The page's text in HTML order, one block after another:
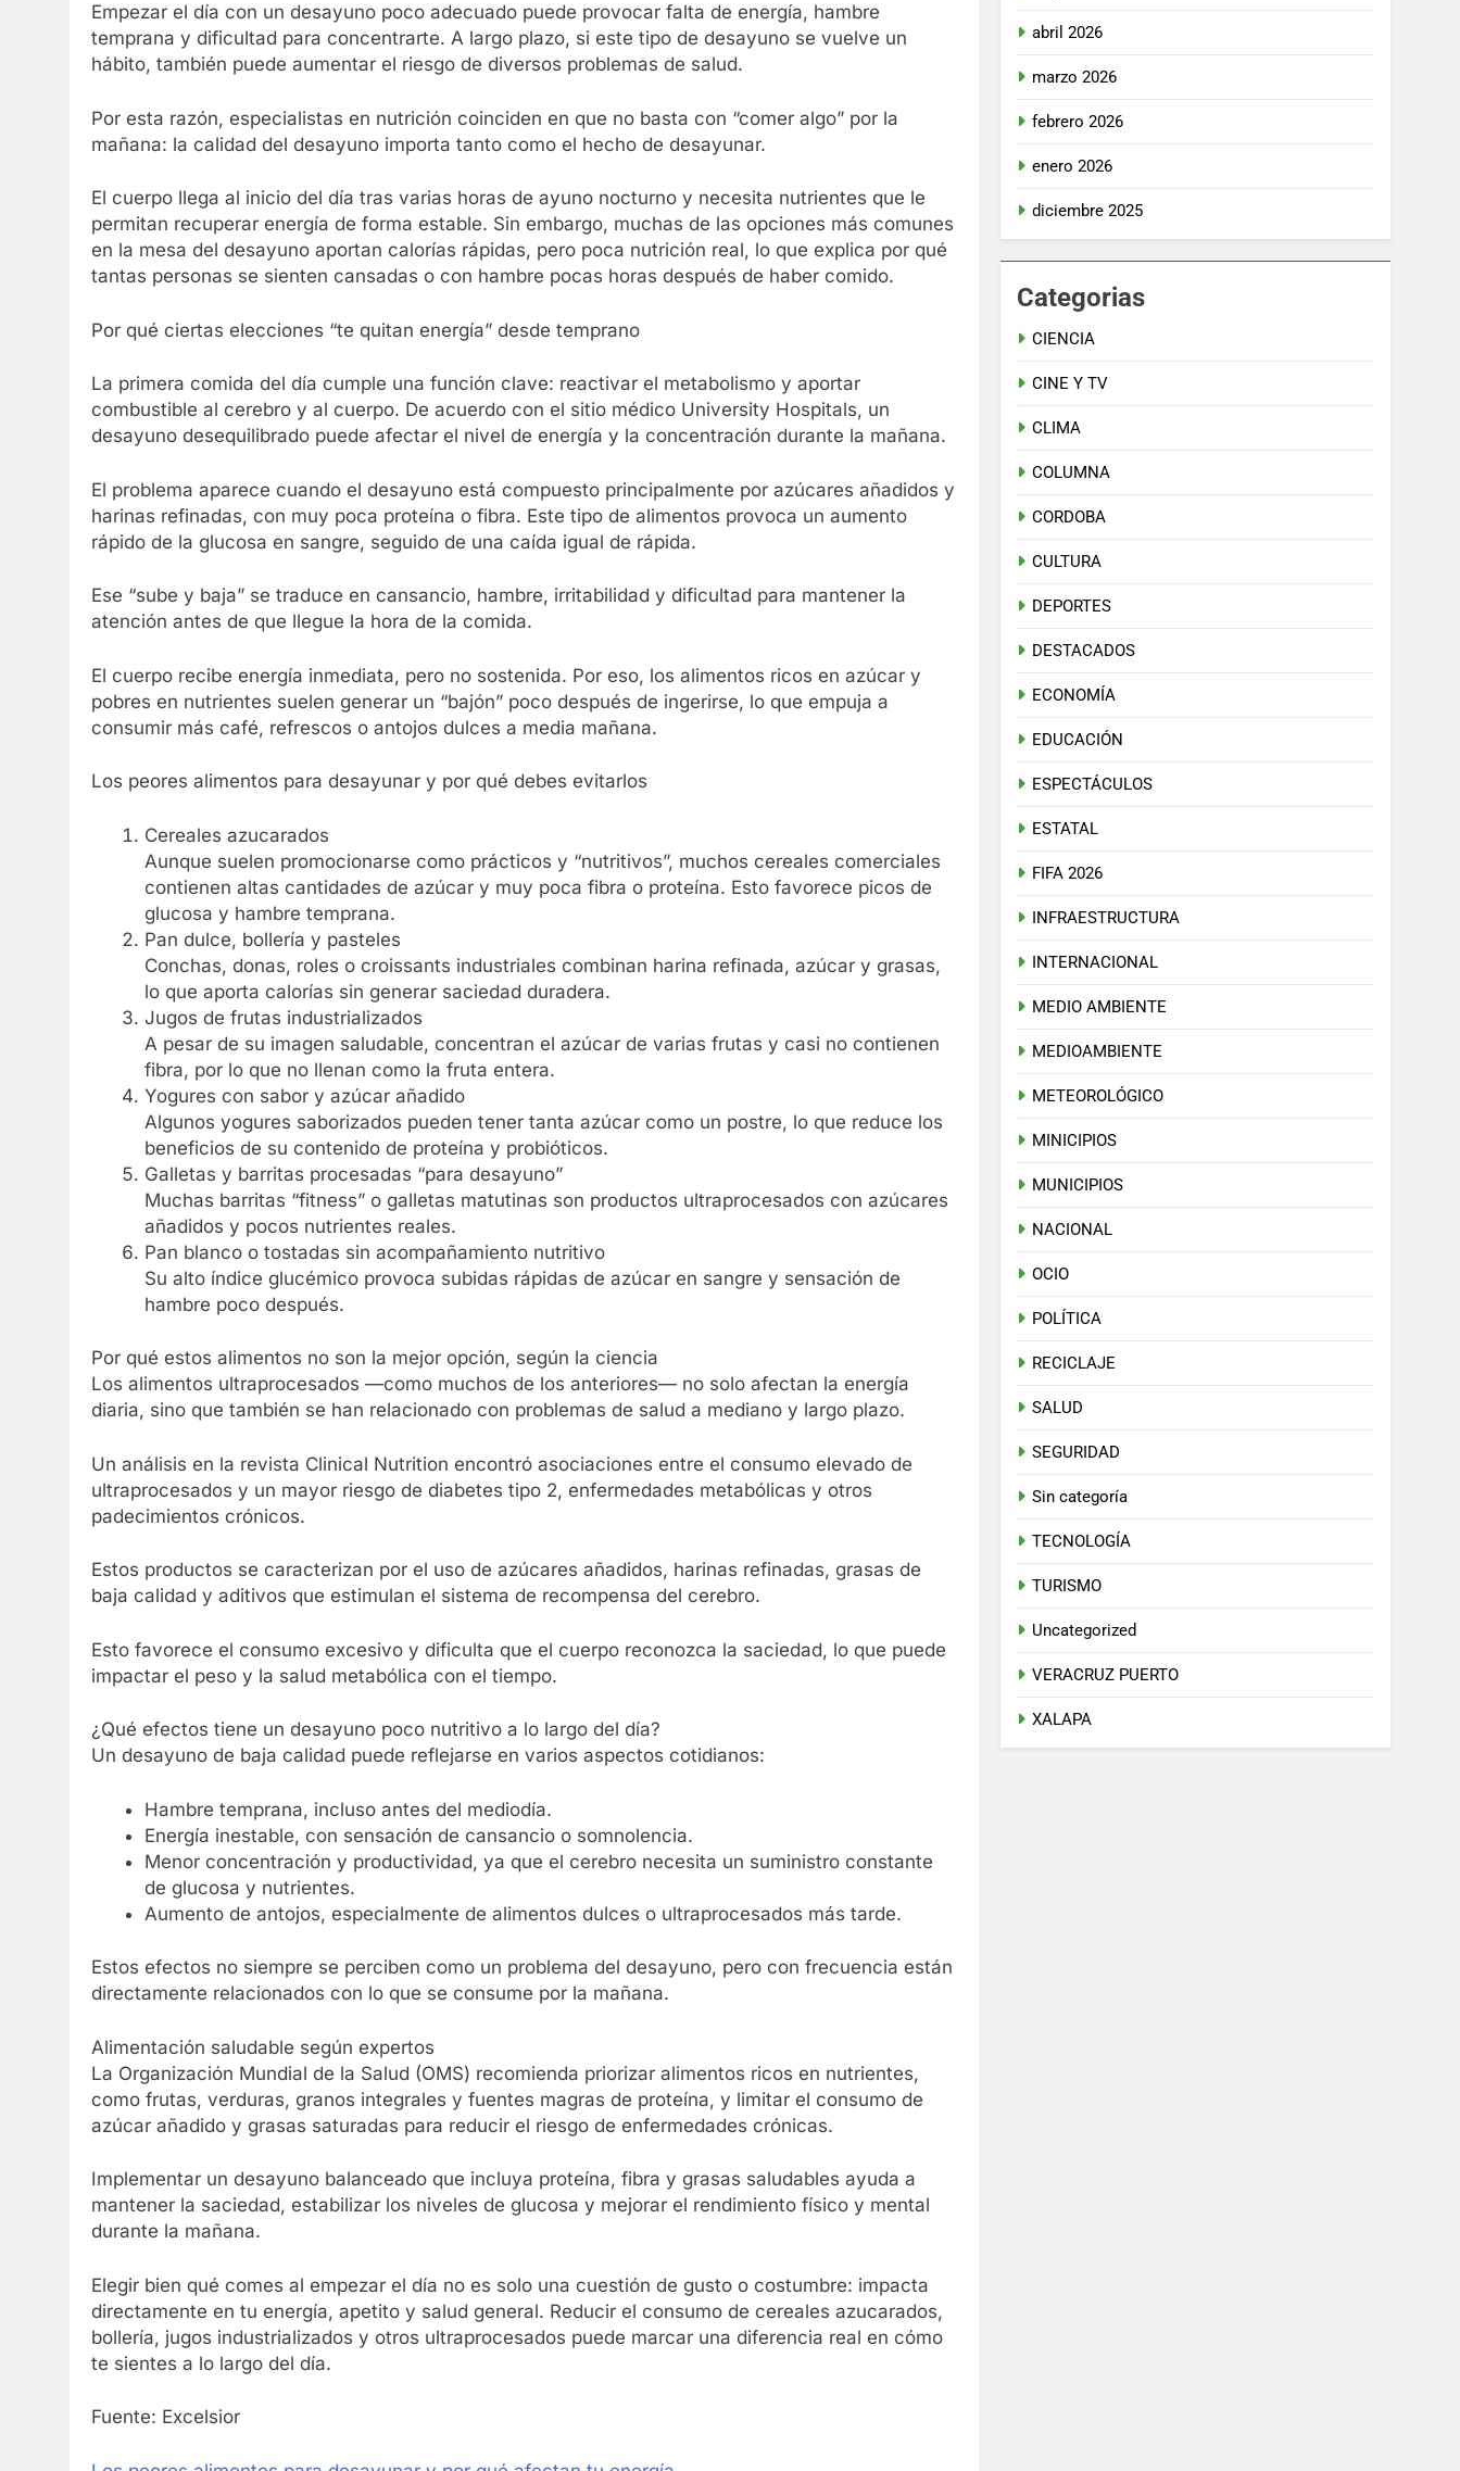
Empezar el día con un desayuno poco adecuado puede provocar falta de energía, hambre
temprana y dificultad para concentrarte. A largo plazo, si este tipo de desayuno se vuelve un
hábito, también puede aumentar el riesgo de diversos problemas de salud.
Por esta razón, especialistas en nutrición coinciden en que no basta con “comer algo” por la
mañana: la calidad del desayuno importa tanto como el hecho de desayunar.
El cuerpo llega al inicio del día tras varias horas de ayuno nocturno y necesita nutrientes que le
permitan recuperar energía de forma estable. Sin embargo, muchas de las opciones más comunes
en la mesa del desayuno aportan calorías rápidas, pero poca nutrición real, lo que explica por qué
tantas personas se sienten cansadas o con hambre pocas horas después de haber comido.
Por qué ciertas elecciones “te quitan energía” desde temprano
La primera comida del día cumple una función clave: reactivar el metabolismo y aportar
combustible al cerebro y al cuerpo. De acuerdo con el sitio médico University Hospitals, un
desayuno desequilibrado puede afectar el nivel de energía y la concentración durante la mañana.
El problema aparece cuando el desayuno está compuesto principalmente por azúcares añadidos y
harinas refinadas, con muy poca proteína o fibra. Este tipo de alimentos provoca un aumento
rápido de la glucosa en sangre, seguido de una caída igual de rápida.
Ese “sube y baja” se traduce en cansancio, hambre, irritabilidad y dificultad para mantener la
atención antes de que llegue la hora de la comida.
El cuerpo recibe energía inmediata, pero no sostenida. Por eso, los alimentos ricos en azúcar y
pobres en nutrientes suelen generar un “bajón” poco después de ingerirse, lo que empuja a
consumir más café, refrescos o antojos dulces a media mañana.
Los peores alimentos para desayunar y por qué debes evitarlos
Cereales azucarados
Aunque suelen promocionarse como prácticos y “nutritivos”, muchos cereales comerciales
contienen altas cantidades de azúcar y muy poca fibra o proteína. Esto favorece picos de
glucosa y hambre temprana.
Pan dulce, bollería y pasteles
Conchas, donas, roles o croissants industriales combinan harina refinada, azúcar y grasas,
lo que aporta calorías sin generar saciedad duradera.
Jugos de frutas industrializados
A pesar de su imagen saludable, concentran el azúcar de varias frutas y casi no contienen
fibra, por lo que no llenan como la fruta entera.
Yogures con sabor y azúcar añadido
Algunos yogures saborizados pueden tener tanta azúcar como un postre, lo que reduce los
beneficios de su contenido de proteína y probióticos.
Galletas y barritas procesadas “para desayuno”
Muchas barritas “fitness” o galletas matutinas son productos ultraprocesados con azúcares
añadidos y pocos nutrientes reales.
Pan blanco o tostadas sin acompañamiento nutritivo
Su alto índice glucémico provoca subidas rápidas de azúcar en sangre y sensación de
hambre poco después.
Por qué estos alimentos no son la mejor opción, según la ciencia
Los alimentos ultraprocesados —como muchos de los anteriores— no solo afectan la energía
diaria, sino que también se han relacionado con problemas de salud a mediano y largo plazo.
Un análisis en la revista Clinical Nutrition encontró asociaciones entre el consumo elevado de
ultraprocesados y un mayor riesgo de diabetes tipo 2, enfermedades metabólicas y otros
padecimientos crónicos.
Estos productos se caracterizan por el uso de azúcares añadidos, harinas refinadas, grasas de
baja calidad y aditivos que estimulan el sistema de recompensa del cerebro.
Esto favorece el consumo excesivo y dificulta que el cuerpo reconozca la saciedad, lo que puede
impactar el peso y la salud metabólica con el tiempo.
¿Qué efectos tiene un desayuno poco nutritivo a lo largo del día?
Un desayuno de baja calidad puede reflejarse en varios aspectos cotidianos:
Hambre temprana, incluso antes del mediodía.
Energía inestable, con sensación de cansancio o somnolencia.
Menor concentración y productividad, ya que el cerebro necesita un suministro constante
de glucosa y nutrientes.
Aumento de antojos, especialmente de alimentos dulces o ultraprocesados más tarde.
Estos efectos no siempre se perciben como un problema del desayuno, pero con frecuencia están
directamente relacionados con lo que se consume por la mañana.
Alimentación saludable según expertos
La Organización Mundial de la Salud (OMS) recomienda priorizar alimentos ricos en nutrientes,
como frutas, verduras, granos integrales y fuentes magras de proteína, y limitar el consumo de
azúcar añadido y grasas saturadas para reducir el riesgo de enfermedades crónicas.
Implementar un desayuno balanceado que incluya proteína, fibra y grasas saludables ayuda a
mantener la saciedad, estabilizar los niveles de glucosa y mejorar el rendimiento físico y mental
durante la mañana.
Elegir bien qué comes al empezar el día no es solo una cuestión de gusto o costumbre: impacta
directamente en tu energía, apetito y salud general. Reducir el consumo de cereales azucarados,
bollería, jugos industrializados y otros ultraprocesados puede marcar una diferencia real en cómo
te sientes a lo largo del día.
Fuente: Excelsior
abril 2026
marzo 2026
febrero 2026
enero 2026
diciembre 2025
Categorias
CIENCIA
CINE Y TV
CLIMA
COLUMNA
CORDOBA
CULTURA
DEPORTES
DESTACADOS
ECONOMÍA
EDUCACIÓN
ESPECTÁCULOS
ESTATAL
FIFA 2026
INFRAESTRUCTURA
INTERNACIONAL
MEDIO AMBIENTE
MEDIOAMBIENTE
METEOROLÓGICO
MINICIPIOS
MUNICIPIOS
NACIONAL
OCIO
POLÍTICA
RECICLAJE
SALUD
SEGURIDAD
Sin categoría
TECNOLOGÍA
TURISMO
Uncategorized
VERACRUZ PUERTO
XALAPA